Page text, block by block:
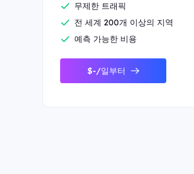
무제한 트래픽
전 세계 200개 이상의 지역
예측 가능한 비용
$-/일부터